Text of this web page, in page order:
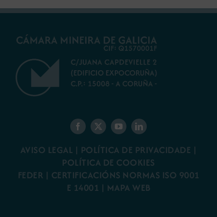
AVISO LEGAL | POLÍTICA DE PRIVACIDADE |
POLÍTICA DE COOKIES
FEDER | CERTIFICACIÓNS NORMAS ISO 9001
E 14001 | MAPA WEB